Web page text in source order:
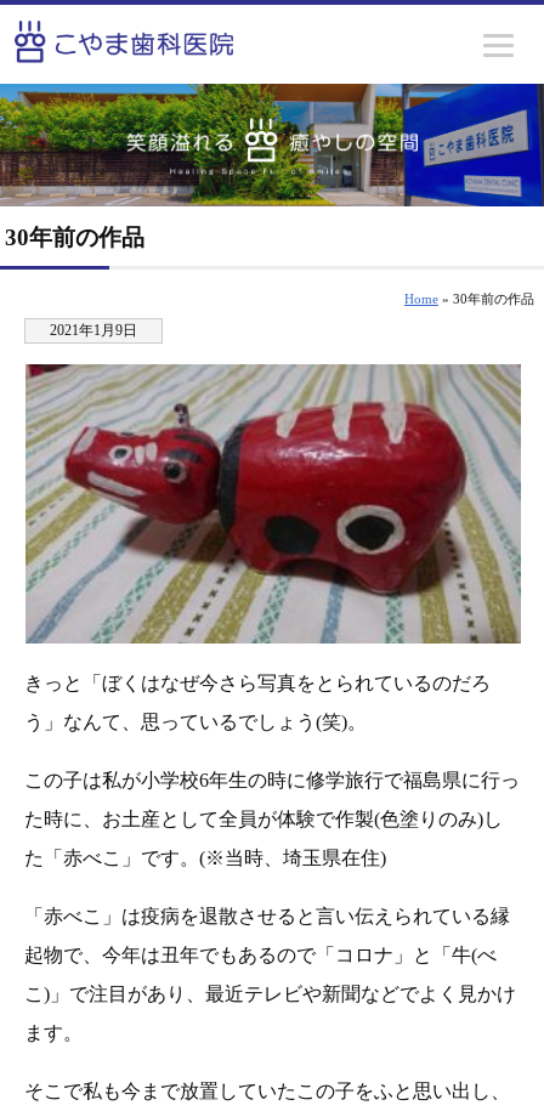
30年前の作品
Home » 30年前の作品
2021年1月9日
きっと「ぼくはなぜ今さら写真をとられているのだろ
う」なんて、思っているでしょう(笑)。
この子は私が小学校6年生の時に修学旅行で福島県に行っ
た時に、お土産として全員が体験で作製(色塗りのみ)し
た「赤べこ」です。(※当時、埼玉県在住)
「赤べこ」は疫病を退散させると言い伝えられている縁
起物で、今年は丑年でもあるので「コロナ」と「牛(べ
こ)」で注目があり、最近テレビや新聞などでよく見かけ
ます。
そこで私も今まで放置していたこの子をふと思い出し、